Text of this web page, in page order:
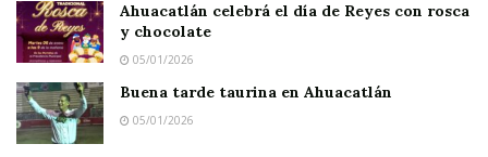
Ahuacatlán celebrá el día de Reyes con rosca
y chocolate
05/01/2026
Buena tarde taurina en Ahuacatlán
05/01/2026